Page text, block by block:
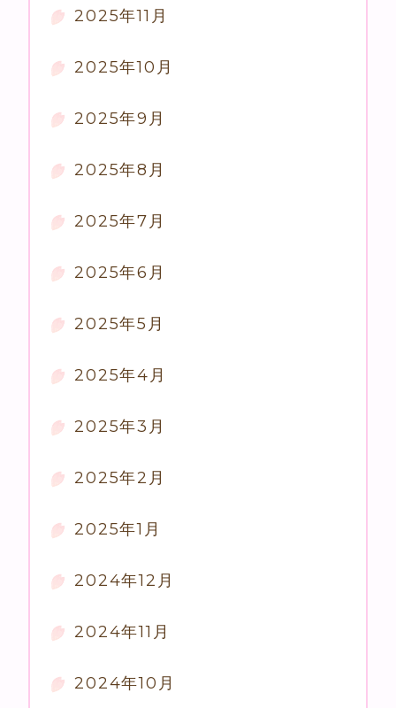
2025年11月
2025年10月
2025年9月
2025年8月
2025年7月
2025年6月
2025年5月
2025年4月
2025年3月
2025年2月
2025年1月
2024年12月
2024年11月
2024年10月